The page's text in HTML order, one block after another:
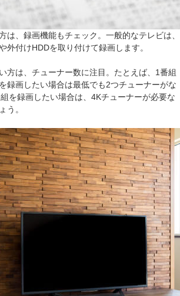
は、録画機能もチェック。一般的なテレビは、
外付けHDDを取り付けて録画します。
方は、チューナー数に注目。たとえば、1番組
録画したい場合は最低でも2つチューナーがな
を録画したい場合は、4Kチューナーが必要な
う。